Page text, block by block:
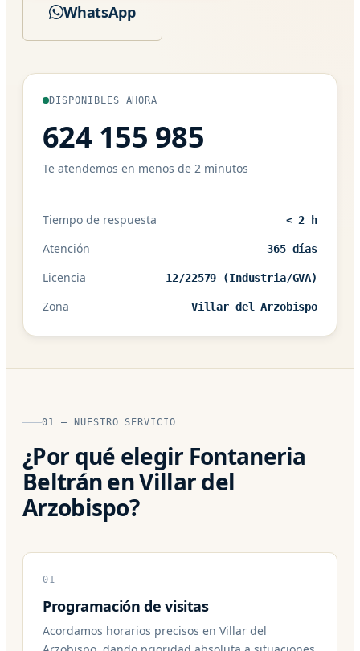
WhatsApp
DISPONIBLES AHORA
624 155 985
Te atendemos en menos de 2 minutos
Tiempo de respuesta < 2 h
Atención 365 días
Licencia 12/22579 (Industria/GVA)
Zona Villar del Arzobispo
01 — NUESTRO SERVICIO
¿Por qué elegir Fontaneria
Beltrán en Villar del
Arzobispo?
01
Programación de visitas
Acordamos horarios precisos en Villar del